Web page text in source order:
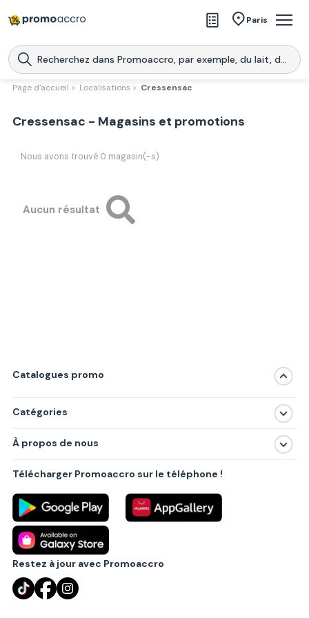
Paris
Magasins
Produits
Promoaccro
l'application
Page d'accueil > Localisations > Cressensac
Cressensac - Magasins et promotions
Nous avons trouvé 0 magasin(-s)
Aucun résultat
Catalogues promo
Catégories
Produits
Villes principales
À propos de nous
Politique de confidentialité
Règlements
Partenariat B2B
Blog
Contact
Télécharger Promoaccro sur le téléphone !
Restez à jour avec Promoaccro